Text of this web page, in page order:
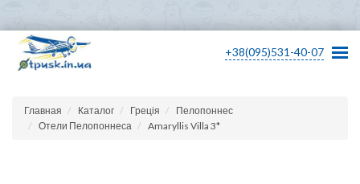
+38(095)531-40-07
Главная Каталог Греція
Пелопоннес
Отели Пелопоннеса
Amaryllis Villa 3*